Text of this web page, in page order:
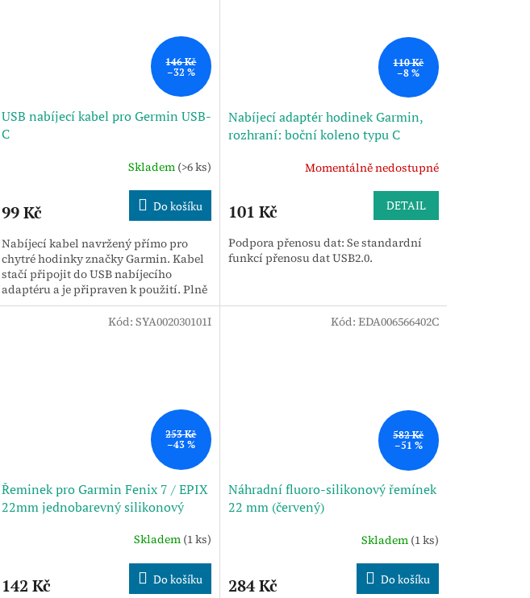
146 Kč
–32 %
USB nabíjecí kabel pro Germin USB-
C
Skladem (>6 ks)
99 Kč Do košíku
Nabíjecí kabel navržený přímo pro
chytré hodinky značky Garmin. Kabel
stačí připojit do USB nabíjecího
adaptéru a je připraven k použití. Plně
nahradí originální nabíjecí kabel...
110 Kč
–8 %
Nabíjecí adaptér hodinek Garmin,
rozhraní: boční koleno typu C
Momentálně nedostupné
101 Kč DETAIL
Podpora přenosu dat: Se standardní
funkcí přenosu dat USB2.0.
253 Kč
–43 %
Řeminek pro Garmin Fenix ​​7 / EPIX
22mm jednobarevný silikonový
Skladem (1 ks)
142 Kč Do košíku
Kód: SYA002030101I
582 Kč
–51 %
Náhradní fluoro-silikonový řemínek
22 mm (červený)
Skladem (1 ks)
284 Kč Do košíku
Kód: EDA006566402C